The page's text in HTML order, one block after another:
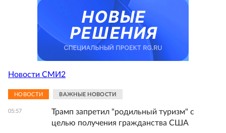
Новости СМИ2
НОВОСТИ ВАЖНЫЕ НОВОСТИ
05:57
Трамп запретил "родильный туризм" с
целью получения гражданства США